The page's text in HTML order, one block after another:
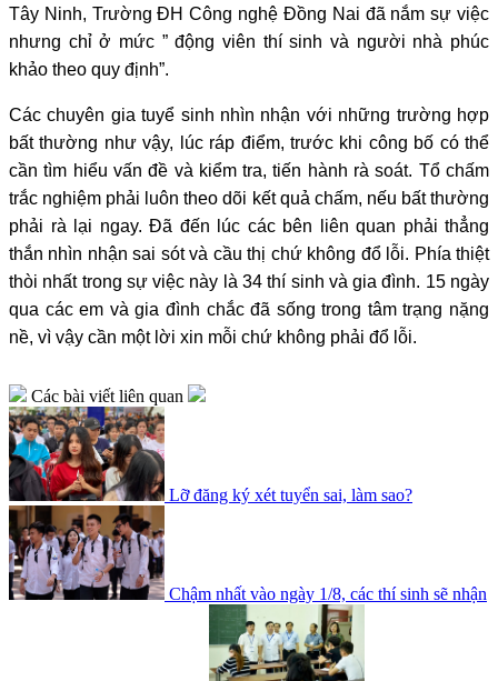
Tây Ninh, Trường ĐH Công nghệ Đồng Nai đã nắm sự việc
nhưng chỉ ở mức ” động viên thí sinh và người nhà phúc
khảo theo quy định”.
Các chuyên gia tuyể sinh nhìn nhận với những trường hợp
bất thường như vậy, lúc ráp điểm, trước khi công bố có thể
cần tìm hiểu vấn đề và kiểm tra, tiến hành rà soát. Tổ chấm
trắc nghiệm phải luôn theo dõi kết quả chấm, nếu bất thường
phải rà lại ngay. Đã đến lúc các bên liên quan phải thẳng
thắn nhìn nhận sai sót và cầu thị chứ không đổ lỗi. Phía thiệt
thòi nhất trong sự việc này là 34 thí sinh và gia đình. 15 ngày
qua các em và gia đình chắc đã sống trong tâm trạng nặng
nề, vì vậy cần một lời xin mỗi chứ không phải đổ lỗi.
Các bài viết liên quan
Lỡ đăng ký xét tuyển sai, làm sao?
Chậm nhất vào ngày 1/8, các thí sinh sẽ nhận